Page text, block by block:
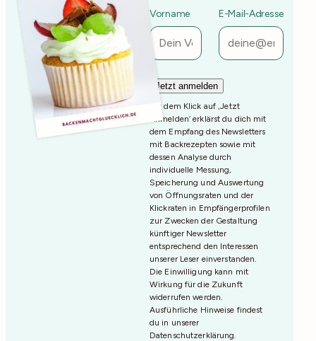
Vorname E-Mail-Adresse
Mit dem Klick auf ‚Jetzt
Anmelden‘ erklärst du dich mit
dem Empfang des Newsletters
mit Backrezepten sowie mit
dessen Analyse durch
individuelle Messung,
Speicherung und Auswertung
von Öffnungsraten und der
Klickraten in Empfängerprofilen
zur Zwecken der Gestaltung
künftiger Newsletter
entsprechend den Interessen
unserer Leser einverstanden.
Die Einwilligung kann mit
Wirkung für die Zukunft
widerrufen werden.
Ausführliche Hinweise findest
du in unserer
Datenschutzerklärung